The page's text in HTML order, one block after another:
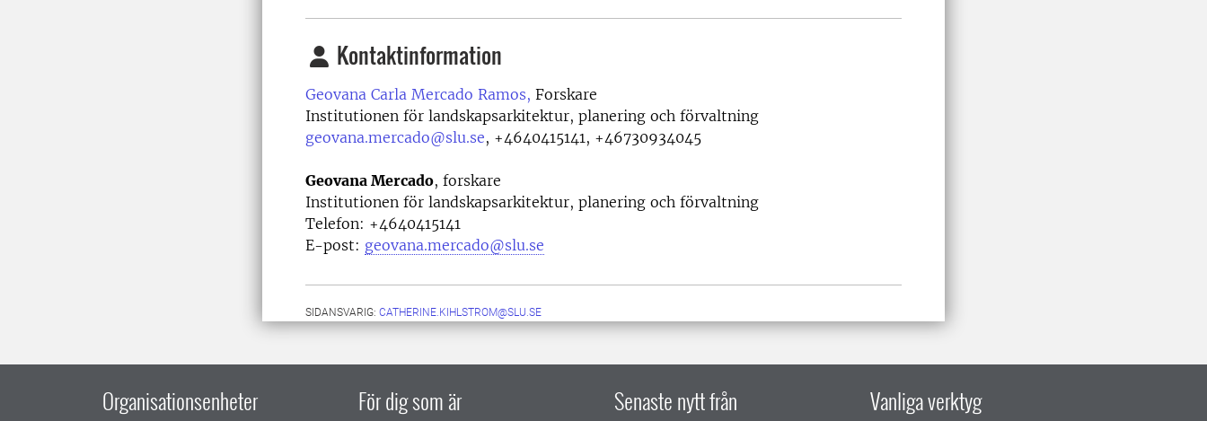
Kontaktinformation
Geovana Carla Mercado Ramos, Forskare
Institutionen för landskapsarkitektur, planering och förvaltning
geovana.mercado@slu.se, +4640415141, +46730934045
Geovana Mercado, forskare
Institutionen för landskapsarkitektur, planering och förvaltning
Telefon: +4640415141
E-post: geovana.mercado@slu.se
SIDANSVARIG: CATHERINE.KIHLSTROM@SLU.SE
Organisationsenheter För dig som är Senaste nytt från Vanliga verktyg